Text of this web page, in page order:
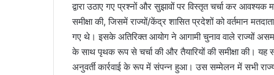
द्वारा उठाए गए प्रश्नों और सुझावों पर विस्तृत चर्चा कर आवश्यक
समीक्षा की, जिसमें राज्यों/केंद्र शासित प्रदेशों को वर्तमान
गए थे। इसके अतिरिक्त आयोग ने आगामी चुनाव वाले राज्यों
के साथ पृथक रूप से चर्चा की और तैयारियों की समीक्षा की।
अनुवर्ती कार्रवाई के रूप में संपन्न हुआ। उस सम्मेलन में सभी